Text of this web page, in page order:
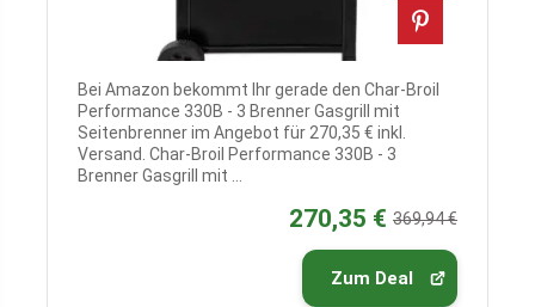
Bei Amazon bekommt Ihr gerade den Char-Broil
Performance 330B - 3 Brenner Gasgrill mit
Seitenbrenner im Angebot für 270,35 € inkl.
Versand. Char-Broil Performance 330B - 3
Brenner Gasgrill mit ...
270,35 € 369,94 €
Zum Deal